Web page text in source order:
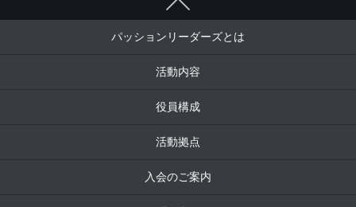
パッションリーダーズとは
活動内容
役員構成
活動拠点
入会のご案内